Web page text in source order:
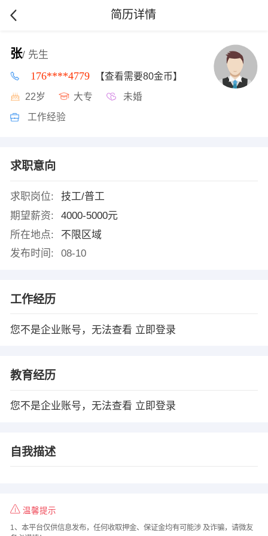
简历详情
张/ 先生
176****4779 【查看需要80金币】
22岁 大专 未婚
工作经验
求职意向
求职岗位:
技工/普工
期望薪资:
4000-5000元
所在地点:
不限区域
发布时间:
08-10
工作经历
您不是企业账号，无法查看 立即登录
教育经历
您不是企业账号，无法查看 立即登录
自我描述
温馨提示
1、本平台仅供信息发布，任何收取押金、保证金均有可能涉 及诈骗，请微友